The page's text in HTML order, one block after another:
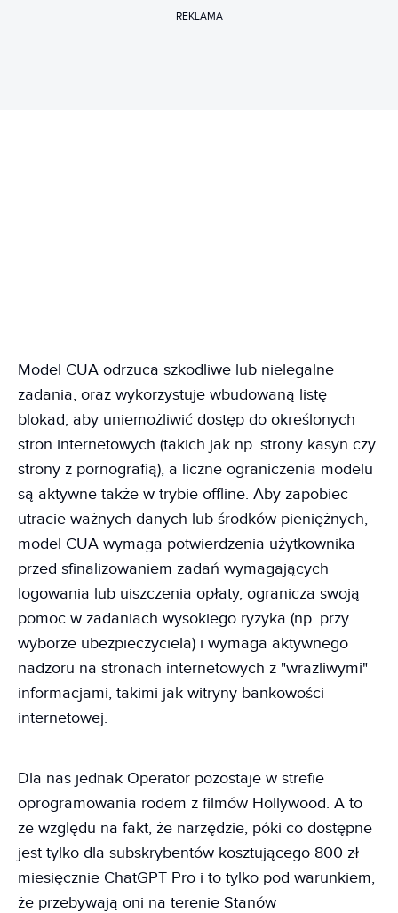
REKLAMA
Model CUA odrzuca szkodliwe lub nielegalne
zadania, oraz wykorzystuje wbudowaną listę
blokad, aby uniemożliwić dostęp do określonych
stron internetowych (takich jak np. strony kasyn czy
strony z pornografią), a liczne ograniczenia modelu
są aktywne także w trybie offline. Aby zapobiec
utracie ważnych danych lub środków pieniężnych,
model CUA wymaga potwierdzenia użytkownika
przed sfinalizowaniem zadań wymagających
logowania lub uiszczenia opłaty, ogranicza swoją
pomoc w zadaniach wysokiego ryzyka (np. przy
wyborze ubezpieczyciela) i wymaga aktywnego
nadzoru na stronach internetowych z "wrażliwymi"
informacjami, takimi jak witryny bankowości
internetowej.
Dla nas jednak Operator pozostaje w strefie
oprogramowania rodem z filmów Hollywood. A to
ze względu na fakt, że narzędzie, póki co dostępne
jest tylko dla subskrybentów kosztującego 800 zł
miesięcznie ChatGPT Pro i to tylko pod warunkiem,
że przebywają oni na terenie Stanów